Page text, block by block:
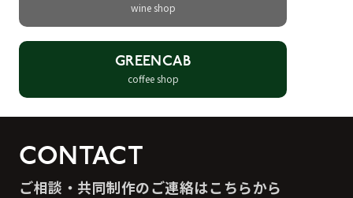
wine shop
GREENCAB
coffee shop
CONTACT
ご相談・共同制作のご連絡はこちらから